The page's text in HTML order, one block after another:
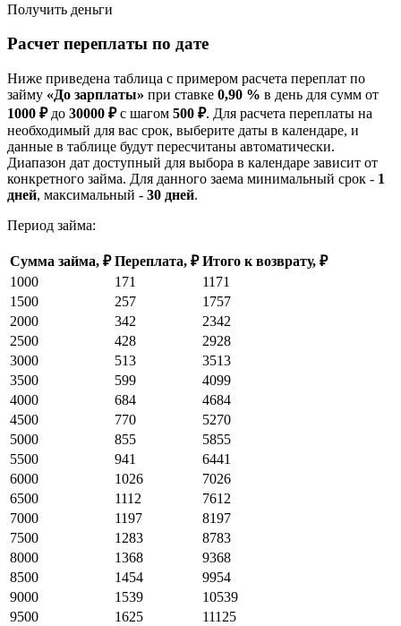
Получить деньги
Расчет переплаты по дате
Ниже приведена таблица с примером расчета переплат по
займу «До зарплаты» при ставке 0,90 % в день для сумм от
1000 ₽до 30000 ₽с шагом 500 ₽. Для расчета переплаты на
необходимый для вас срок, выберите даты в календаре, и
данные в таблице будут пересчитаны автоматически.
Диапазон дат доступный для выбора в календаре зависит от
конкретного займа. Для данного заема минимальный срок - 1
дней, максимальный - 30 дней.
Период займа:
Сумма займа, ₽ Переплата, ₽ Итого к возврату, ₽
1000
171
1171
1500
257
1757
2000
342
2342
2500
428
2928
3000
513
3513
3500
599
4099
4000
684
4684
4500
770
5270
5000
855
5855
5500
941
6441
6000
1026
7026
6500
1112
7612
7000
1197
8197
7500
1283
8783
8000
1368
9368
8500
1454
9954
9000
1539
10539
9500
1625
11125